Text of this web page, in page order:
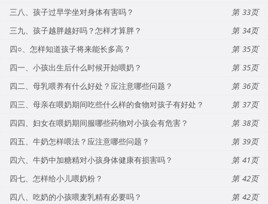
三八、孩子过早学坐对身体有害吗？
33
三九、孩子越胖越好吗？怎样才算胖？
34
四○、怎样知道孩子将来能长多高？
35
四一、小孩出生后什么时候开始喂奶？
35
四二、母乳喂养有什么好处？应注意哪些问题？
36
四三、母亲在喂奶期间吃些什么样的食物对孩子有好处？
37
四四、妇女在喂奶期间服哪些药物对小孩会有危害？
38
四五、牛奶怎样喂法？应注意哪些问题？
39
四六、牛奶中加糖精对小孩身体健康有损害吗？
41
四七、怎样给小儿喂奶粉？
42
四八、吃奶的小孩喂麦乳精有必要吗？
42